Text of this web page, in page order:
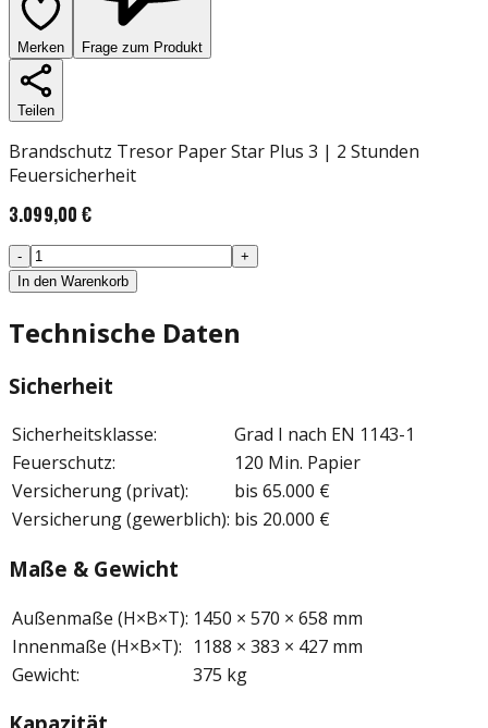
Merken Frage zum Produkt
Teilen
Brandschutz Tresor Paper Star Plus 3 | 2 Stunden
Feuersicherheit
3.099,00 €
-
+
In den Warenkorb
Technische Daten
Sicherheit
Sicherheitsklasse:
Grad I nach EN 1143-1
Feuerschutz:
120 Min. Papier
Versicherung (privat):
bis 65.000 €
Versicherung (gewerblich): bis 20.000 €
Maße & Gewicht
Außenmaße (H×B×T): 1450 × 570 × 658 mm
Innenmaße (H×B×T): 1188 × 383 × 427 mm
Gewicht: 375 kg